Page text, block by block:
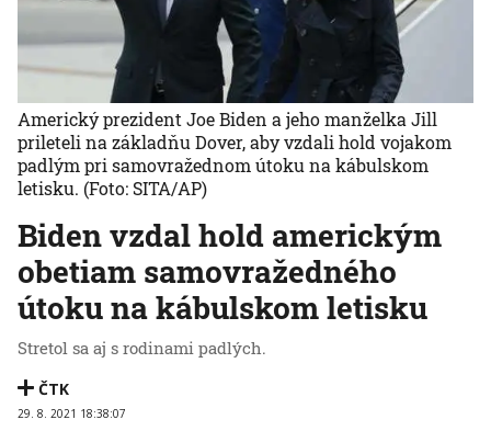
Biden vzdal hold americkým
obetiam samovražedného
útoku na kábulskom letisku
Stretol sa aj s rodinami padlých.
ČTK
29. 8. 2021 18:38:07
Americký prezident Joe Biden a jeho manželka Jill
prileteli na základňu Dover, aby vzdali hold vojakom
padlým pri samovražednom útoku na kábulskom
letisku. (Foto: SITA/AP)